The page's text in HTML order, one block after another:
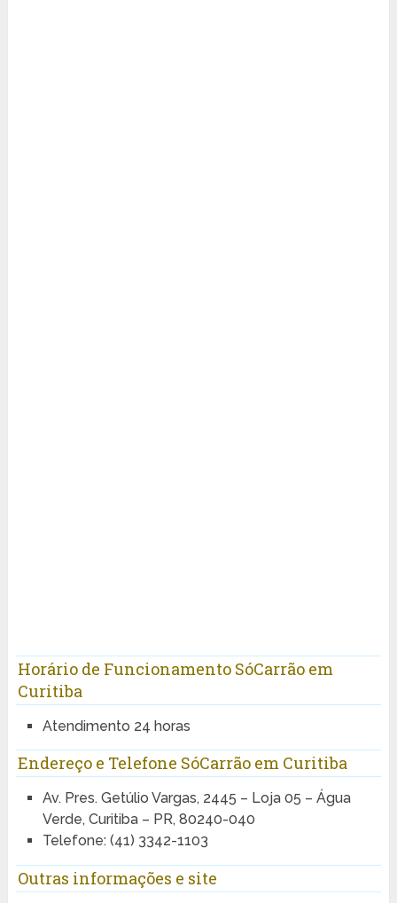
Horário de Funcionamento SóCarrão em
Curitiba
Atendimento 24 horas
Endereço e Telefone SóCarrão em Curitiba
Av. Pres. Getúlio Vargas, 2445 – Loja 05 – Água
Verde, Curitiba – PR, 80240-040
Telefone: (41) 3342-1103
Outras informações e site